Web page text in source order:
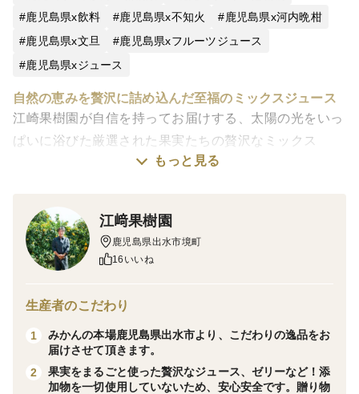
鹿児島県x飲料
鹿児島県x不知火
鹿児島県x河内晩柑
鹿児島県x文旦
鹿児島県xフルーツジュース
鹿児島県xジュース
自然の恵みを贅沢に詰め込んだ至福のミックスジュース
江崎果樹園が自信を持ってお届けする、太陽の光をいっ
ぱいに浴びた厳選された果実たちの贅沢なミックス
ジュース。 河内晩柑、不知火、温州みかんの三つの味
活に取り入れませんか？
三つのフレーバーが奏でるハーモニー
河内晩柑の上品な甘さ、不知火の爽やかな酸味、そして
ミックスジュースで見事に調和します。
一口飲むだけで、南国の楽園へと心を誘います。
安心・安全な製造工程で作られた贅沢な一杯
江崎果樹園では、品質と安全に対する厳しい基準のも
もっと見る
江﨑果樹園
鹿児島県出水市境町
16いいね
生産者のこだわり
1
みかんの本場鹿児島県出水市より、こだわりの逸品をお
届けさせて頂きます。
2
果実をまるごと使った贅沢なジュース、ゼリーなど！添
加物を一切使用していないため、安心安全です。贈り物